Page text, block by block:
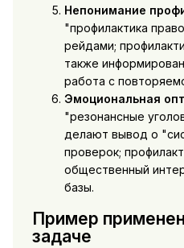
Непонимание
"профилактика
рейдами;
также
работа с
Эмоциональная
"резонансные
делают вывод о
проверок;
общественный
базы.
Пример
задаче